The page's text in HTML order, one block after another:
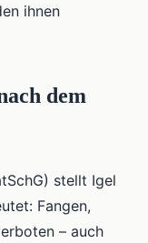
ihnen
dem
stellt Igel
Fangen,
– auch